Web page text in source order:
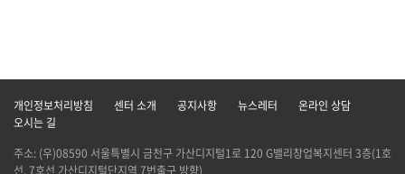
개인정보처리방침 센터 소개 공지사항 뉴스레터
온라인 상담
오시는 길
주소: (우)08590 서울특별시 금천구 가산디지털1로 120 G밸리창업복지센터 3층(1호
선, 7호선 가산디지털단지역 7번출구 방향)